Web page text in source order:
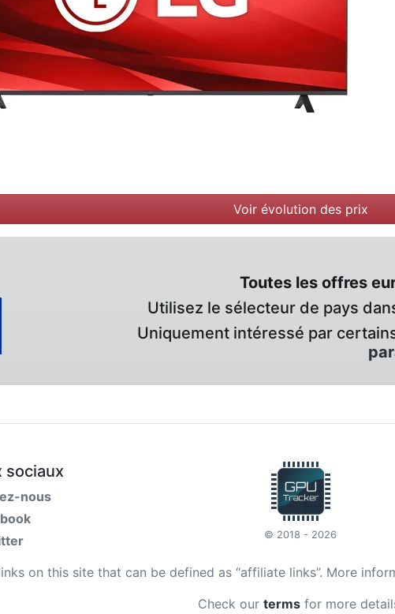
Voir évolution des prix
Toutes les offres
Utilisez le sélecteur de pays
Uniquement intéressé par
sociaux
nous
© 2018 - 2026
on this site that can be defined as “affiliate links”. More
Check our terms for more